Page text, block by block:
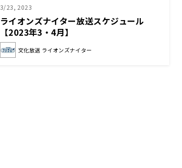
3/23, 2023
ライオンズナイター放送スケジュール
【2023年3・4月】
文化放送 ライオンズナイター